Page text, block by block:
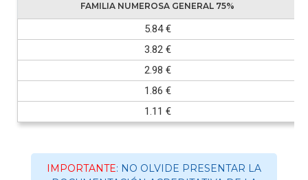
FAMILIA NUMEROSA GENERAL 75%
5.84 €
3.82 €
2.98 €
1.86 €
1.11 €
IMPORTANTE: NO OLVIDE PRESENTAR LA